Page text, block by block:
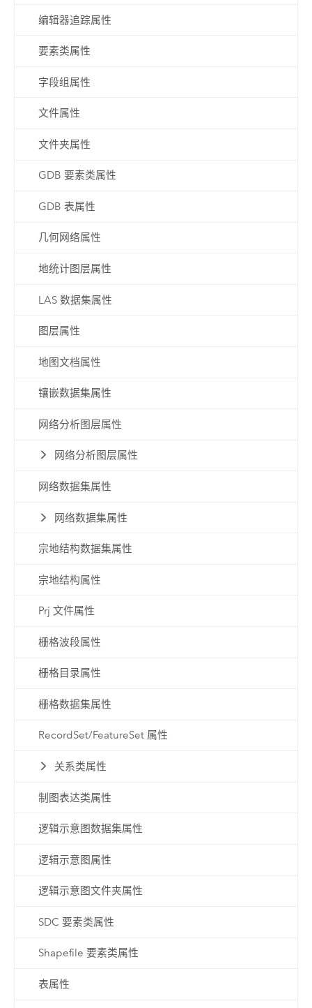
编辑器追踪属性
要素类属性
字段组属性
文件属性
文件夹属性
GDB 要素类属性
GDB 表属性
几何网络属性
地统计图层属性
LAS 数据集属性
图层属性
地图文档属性
镶嵌数据集属性
网络分析图层属性
网络分析图层属性
网络数据集属性
网络数据集属性
宗地结构数据集属性
宗地结构属性
Prj 文件属性
栅格波段属性
栅格目录属性
栅格数据集属性
RecordSet/FeatureSet 属性
关系类属性
制图表达类属性
逻辑示意图数据集属性
逻辑示意图属性
逻辑示意图文件夹属性
SDC 要素类属性
Shapefile 要素类属性
表属性